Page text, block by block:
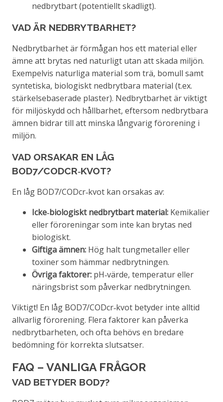
nedbrytbart (potentiellt skadligt).
VAD ÄR NEDBRYTBARHET?
Nedbrytbarhet är förmågan hos ett material eller
ämne att brytas ned naturligt utan att skada miljön.
Exempelvis naturliga material som trä, bomull samt
syntetiska, biologiskt nedbrytbara material (t.ex.
stärkelsebaserade plaster). Nedbrytbarhet är viktigt
för miljöskydd och hållbarhet, eftersom nedbrytbara
ämnen bidrar till att minska långvarig förorening i
miljön.
VAD ORSAKAR EN LÅG
BOD7/CODCR‑KVOT?
En låg BOD7/CODcr‑kvot kan orsakas av:
Icke‑biologiskt nedbrytbart material: Kemikalier
eller föroreningar som inte kan brytas ned
biologiskt.
Giftiga ämnen: Hög halt tungmetaller eller
toxiner som hämmar nedbrytningen.
Övriga faktorer: pH‑värde, temperatur eller
näringsbrist som påverkar nedbrytningen.
Viktigt! En låg BOD7/CODcr‑kvot betyder inte alltid
allvarlig förorening. Flera faktorer kan påverka
nedbrytbarheten, och ofta behövs en bredare
bedömning för korrekta slutsatser.
FAQ – VANLIGA FRÅGOR
VAD BETYDER BOD7?